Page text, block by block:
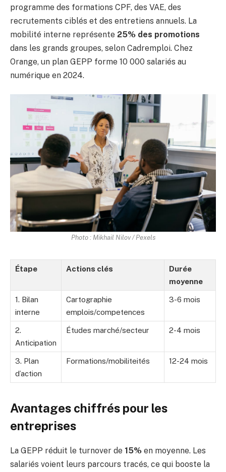
programme des formations CPF, des VAE, des
recrutements ciblés et des entretiens annuels. La
mobilité interne représente 25% des promotions
dans les grands groupes, selon Cadremploi. Chez
Orange, un plan GEPP forme 10 000 salariés au
numérique en 2024.
Photo : Mikhail Nilov / Pexels
Étape Actions clés
Durée
moyenne
1. Bilan
interne
Cartographie
emplois/competences
3-6 mois
2.
Anticipation
Études marché/secteur 2-4 mois
3. Plan
d’action
Formations/mobiliteités 12-24 mois
Avantages chiffrés pour les
entreprises
La GEPP réduit le turnover de 15% en moyenne. Les
salariés voient leurs parcours tracés, ce qui booste la